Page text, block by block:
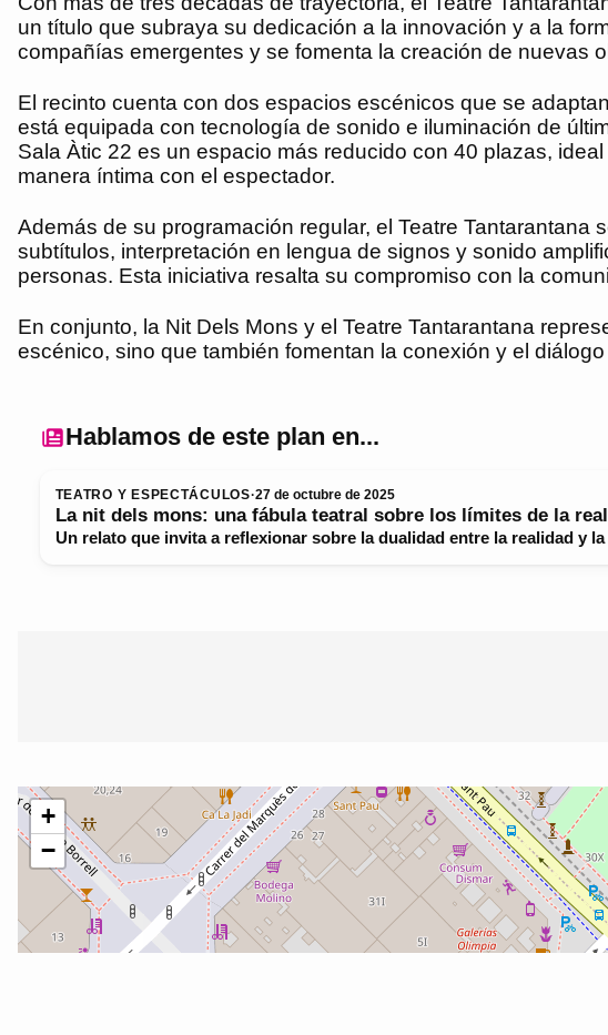
un título que subraya su dedicación a la innovación y a la
compañías emergentes y se fomenta la creación de nuevas
El recinto cuenta con dos espacios escénicos que se
está equipada con tecnología de sonido e iluminación de
Sala Àtic 22 es un espacio más reducido con 40 plazas,
manera íntima con el espectador.
Además de su programación regular, el Teatre
subtítulos, interpretación en lengua de signos y sonido
personas. Esta iniciativa resalta su compromiso con la
En conjunto, la Nit Dels Mons y el Teatre Tantarantana
escénico, sino que también fomentan la conexión y el
Hablamos de este plan en...
TEATRO Y ESPECTÁCULOS·27 de octubre de 2025
La nit dels mons: una fábula teatral sobre los límites de la
Un relato que invita a reflexionar sobre la dualidad entre la realidad y